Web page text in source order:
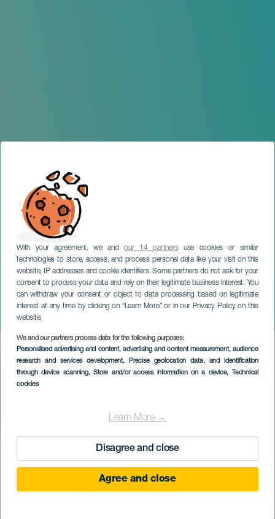
With your agreement, we andour 14 partnersuse cookies or similar
technologies to store, access, and process personal data like your visit on this
website, IP addresses and cookie identifiers. Some partners do not ask for your
consent to process your data and rely on their legitimate business interest. You
can withdraw your consent or object to data processing based on legitimate
interest at any time by clicking on “Learn More” or in our Privacy Policy on this
website.
We and our partners process data for the following purposes:
Personalised advertising and content, advertising and content measurement, audience
research and services development, Precise geolocation data, and identification
through device scanning, Store and/or access information on a device, Technical
cookies
Learn More →
Disagree and close
Agree and close
Ismael Lemais & Isita Díaz:
Madre Mía
GRAN CANARIA
Imagen
Listado
PROBĚHLÉ AKCE